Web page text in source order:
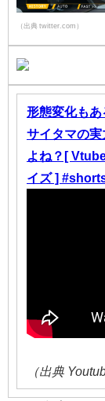
（出典 twitter.com）
形態変化も
サイタマの
よね？[
イズ ]
（出典